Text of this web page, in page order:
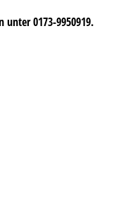
0173-9950919.